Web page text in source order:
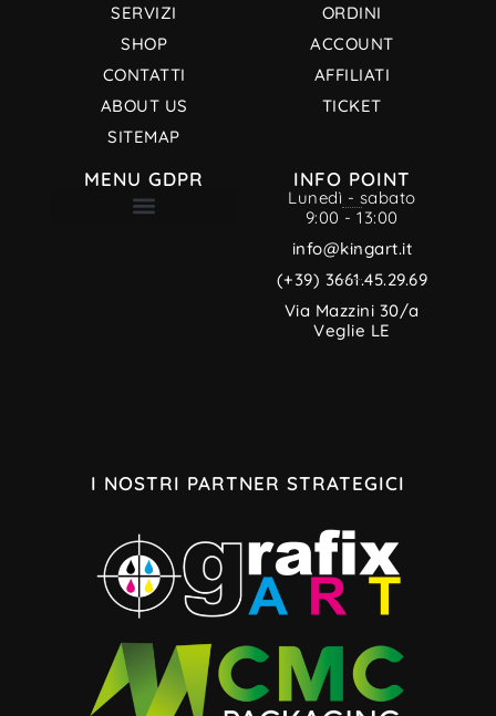
SERVIZI
SHOP
CONTATTI
ABOUT US
SITEMAP
ORDINI
ACCOUNT
AFFILIATI
TICKET
MENU GDPR INFO POINT
Lunedì - sabato
9:00 - 13:00
info@kingart.it
(+39) 3661.45.29.69
Via Mazzini 30/a
Veglie LE
I NOSTRI PARTNER STRATEGICI